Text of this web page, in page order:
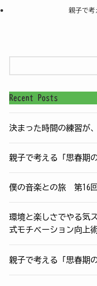
親子で
Recent Posts
決まった時間の練習が
親子で考える「思春期
僕の音楽との旅 第16回
環境と楽しさでやる気
式モチベーション向上
親子で考える「思春期